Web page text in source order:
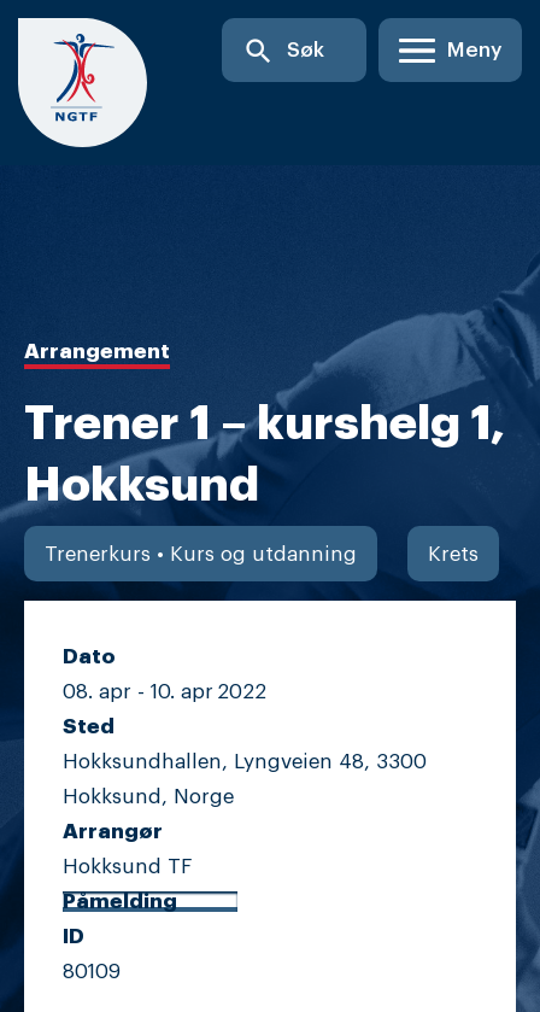
Skip
content
search Søk Meny
Arrangement
Trener 1 – kurshelg 1,
Hokksund
Trenerkurs • Kurs og utdanning Krets
Dato
08. apr - 10. apr 2022
Sted
Hokksundhallen, Lyngveien 48, 3300
Hokksund, Norge
Arrangør
Hokksund TF
Påmelding
ID
80109